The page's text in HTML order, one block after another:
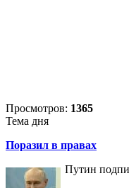
Просмотров: 1365
Тема дня
Поразил в правах
Путин